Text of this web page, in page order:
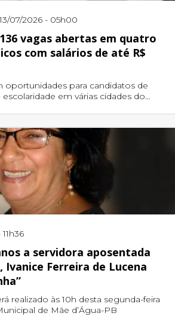
07/2026 - 05h00
vagas abertas em quatro
com salários de até R$
oportunidades para candidatos de
em várias cidades do
a servidora aposentada
Ivanice Ferreira de Lucena
realizado às 10h desta segunda-feira
de Mãe d’Água-PB